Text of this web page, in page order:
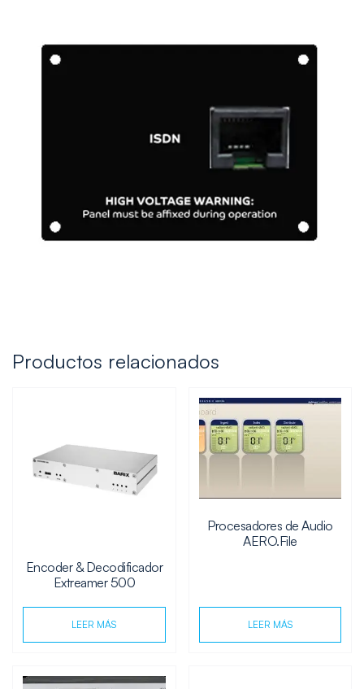
Productos relacionados
Encoder & Decodificador
Extreamer 500
LEER MÁS
Procesadores de Audio
AERO.File
LEER MÁS